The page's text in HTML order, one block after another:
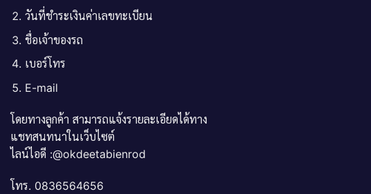
วันที่ชำระเงินค่าเลขทะเบียน
ชื่อเจ้าของรถ
เบอร์โทร
E-mail
โดยทางลูกค้า สามารถแจ้งรายละเอียดได้ทาง
แชทสนทนาในเว็บไซต์
ไลน์ไอดี :@okdeetabienrod
โทร. 0836564656